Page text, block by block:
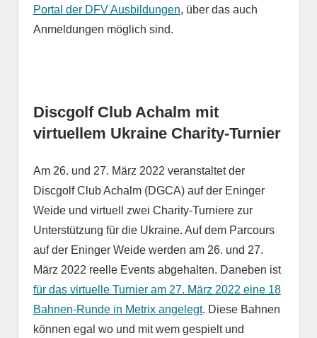
Portal der DFV Ausbildungen, über das auch
Anmeldungen möglich sind.
Discgolf Club Achalm mit
virtuellem Ukraine Charity-Turnier
Am 26. und 27. März 2022 veranstaltet der
Discgolf Club Achalm (DGCA) auf der Eninger
Weide und virtuell zwei Charity-Turniere zur
Unterstützung für die Ukraine. Auf dem Parcours
auf der Eninger Weide werden am 26. und 27.
März 2022 reelle Events abgehalten. Daneben ist
für das virtuelle Turnier am 27. März 2022 eine 18
Bahnen-Runde in Metrix angelegt. Diese Bahnen
können egal wo und mit wem gespielt und